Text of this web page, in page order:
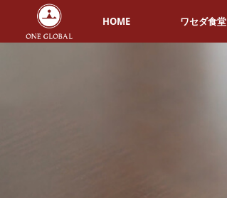
HOME ワセダ食堂